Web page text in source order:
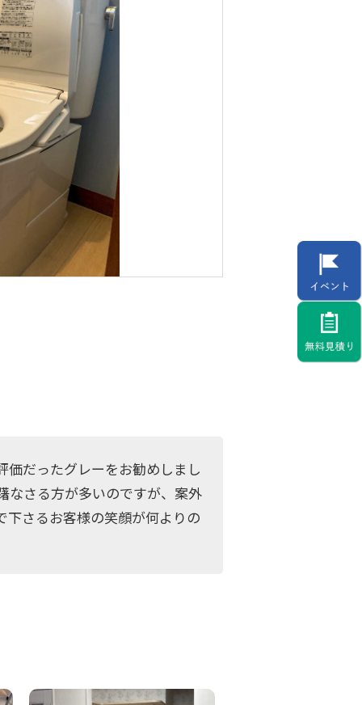
価だったグレーをお勧めしまし
なさる方が多いのですが、案外
下さるお客様の笑顔が何よりの